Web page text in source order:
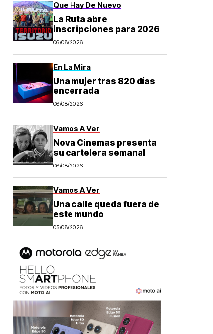
Que Hay De Nuevo
La Ruta abre
inscripciones para 2026
06/08/2026
En La Mira
Una mujer tras 820 días
encerrada
06/08/2026
Vamos A Ver
Nova Cinemas presenta
su cartelera semanal
06/08/2026
Vamos A Ver
Una calle queda fuera de
este mundo
05/08/2026